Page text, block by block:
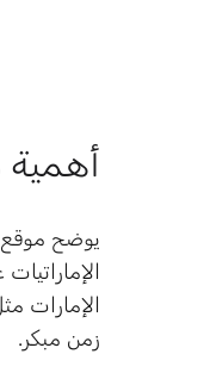
يوضح موقع
الإمارات
زمن مبكر.